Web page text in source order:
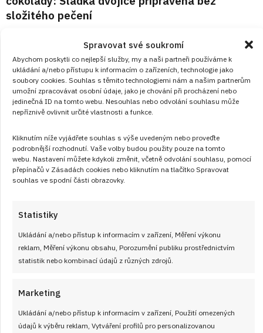
Spravovat své soukromí
Abychom poskytli co nejlepší služby, my a naši partneři používáme k
ukládání a/nebo přístupu k informacím o zařízeních, technologie jako
soubory cookies. Souhlas s těmito technologiemi nám a našim partnerům
umožní zpracovávat osobní údaje, jako je chování při procházení nebo
jedinečná ID na tomto webu. Nesouhlas nebo odvolání souhlasu může
nepříznivě ovlivnit určité vlastnosti a funkce.
Kliknutím níže vyjádřete souhlas s výše uvedeným nebo proveďte
podrobnější rozhodnutí. Vaše volby budou použity pouze na tomto
webu. Nastavení můžete kdykoli změnit, včetně odvolání souhlasu, pomocí
přepínačů v Zásadách cookies nebo kliknutím na tlačítko Spravovat
souhlas ve spodní části obrazovky.
Statistiky
Ukládání a/nebo přístup k informacím v zařízení, Měření výkonu
reklam, Měření výkonu obsahu, Porozumění publiku prostřednictvím
statistik nebo kombinací údajů z různých zdrojů.
Marketing
Ukládání a/nebo přístup k informacím v zařízení, Použití omezených
údajů k výběru reklam, Vytváření profilů pro personalizovanou
složitého pečení
Tenhle dezert z karamelového pudinku a mléčné čokolády
je přesně ten typ moučníku, který na plechu vypadá
slavnostně, ale v kuchyni kolem něj neběháte půl dne. Dole
je rychlý kakaový plát, nahoře hladký krém a mezi tím žádná
zbytečná věda. Jen je potřeba pohlídat hustotu pudinkové
vrstvy a nechat řezy opravdu vychladnout.
ČÍST RECEPT